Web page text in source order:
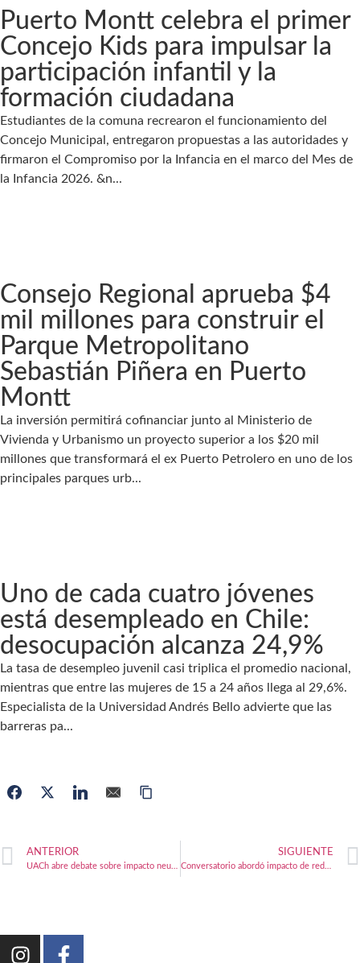
Puerto Montt celebra el primer
Concejo Kids para impulsar la
participación infantil y la
formación ciudadana
Estudiantes de la comuna recrearon el funcionamiento del
Concejo Municipal, entregaron propuestas a las autoridades y
firmaron el Compromiso por la Infancia en el marco del Mes de
la Infancia 2026. &n...
Consejo Regional aprueba $4
mil millones para construir el
Parque Metropolitano
Sebastián Piñera en Puerto
Montt
La inversión permitirá cofinanciar junto al Ministerio de
Vivienda y Urbanismo un proyecto superior a los $20 mil
millones que transformará el ex Puerto Petrolero en uno de los
principales parques urb...
Uno de cada cuatro jóvenes
está desempleado en Chile:
desocupación alcanza 24,9%
La tasa de desempleo juvenil casi triplica el promedio nacional,
mientras que entre las mujeres de 15 a 24 años llega al 29,6%.
Especialista de la Universidad Andrés Bello advierte que las
barreras pa...
ANTERIOR
UACh abre debate sobre impacto neurológico de las pantallas
SIGUIENTE
Conversatorio abordó impacto de redes sociales en salud mental juvenil